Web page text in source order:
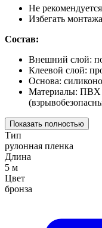
Не
Избегать
Состав:
Внешний слой:
Клеевой слой:
Основа:
Материалы:
Показать полностью
Тип
рулонная пленка
Длина
5 м
Цвет
бронза